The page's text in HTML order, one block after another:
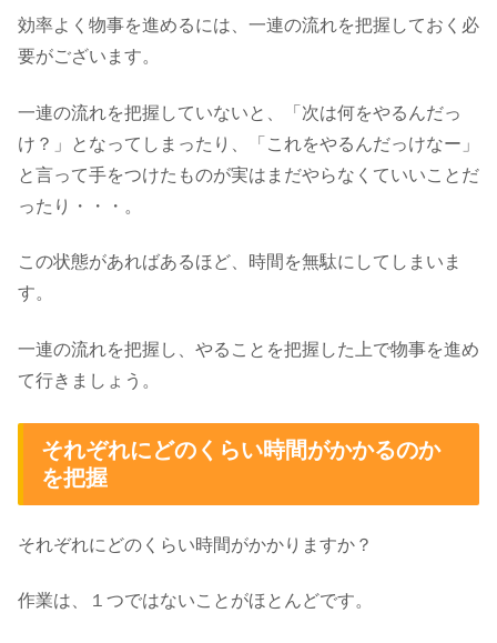
効率よく物事を進めるには、一連の流れを把握しておく必
要がございます。
一連の流れを把握していないと、「次は何をやるんだっ
け？」となってしまったり、「これをやるんだっけなー」
と言って手をつけたものが実はまだやらなくていいことだ
ったり・・・。
この状態があればあるほど、時間を無駄にしてしまいま
す。
一連の流れを把握し、やることを把握した上で物事を進め
て行きましょう。
それぞれにどのくらい時間がかかるのか
を把握
それぞれにどのくらい時間がかかりますか？
作業は、１つではないことがほとんどです。